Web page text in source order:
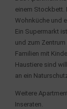
einem Stockbett.
Wohnküche und
Ein Supermarkt
und zum
Familien mit
Haustiere sind
an ein
Weitere
Inseraten.